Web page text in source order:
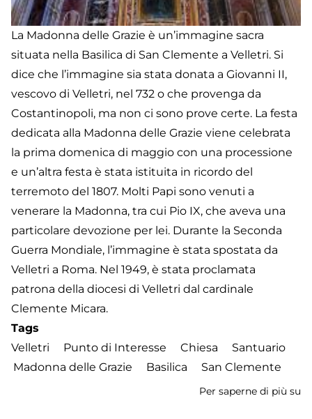
La Madonna delle Grazie è un’immagine sacra
situata nella Basilica di San Clemente a Velletri. Si
dice che l’immagine sia stata donata a Giovanni II,
vescovo di Velletri, nel 732 o che provenga da
Costantinopoli, ma non ci sono prove certe. La festa
dedicata alla Madonna delle Grazie viene celebrata
la prima domenica di maggio con una processione
e un’altra festa è stata istituita in ricordo del
terremoto del 1807. Molti Papi sono venuti a
venerare la Madonna, tra cui Pio IX, che aveva una
particolare devozione per lei. Durante la Seconda
Guerra Mondiale, l’immagine è stata spostata da
Velletri a Roma. Nel 1949, è stata proclamata
patrona della diocesi di Velletri dal cardinale
Clemente Micara.
Tags
Velletri
Punto di Interesse Chiesa
Santuario
Madonna delle Grazie
Basilica San Clemente
Per saperne di più su